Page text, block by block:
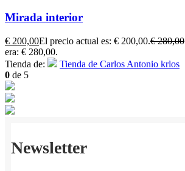
Mirada interior
€ 200,00El precio actual es: € 200,00.€280,00
era: € 280,00.
Tienda de:
Tienda de Carlos Antonio krlos
0 de 5
Newsletter